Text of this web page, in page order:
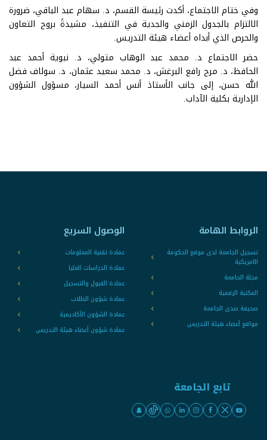
وفي ختام الاجتماع، أكدت رئيسة القسم، د. سهام عبد الباقي، ضرورة
الالتزام بالجدول الزمني والجدية في التنفيذ، مشيدةً بروح التعاون
والحرص الذي أبداه أعضاء هيئة التدريس.
حضر الاجتماع د. محمد عبد الوهاب متولي، د. نبوية أحمد عبد
الحافظ، د. مرح رافع البرغش، د. محمد سعيد عثمان، د. سولاف فضل
الله حسن، إلى جانب الأستاذ أنس أحمد السيار، مسؤول الشؤون
الإدارية بكلية الآداب.
الروابط الهامة
تسجيل الجامعة لدى موقع الحكومة
الامريكية
مجلة الجامعة
المكتبة الرقمية
صحيفة صدى الجامعة
مواقع أعضاء هيئة التدريس
الوصول السريع
عمادة تقنية المعلومات
عمادة الدراسات العليا
عمادة القبول والتسجيل
عمادة شؤون الطلاب
عمادة الشؤون الأكاديمية
عمادة شؤون أعضاء هيئة التدريس
تابع الجامعة